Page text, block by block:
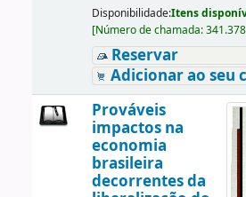
Disponibilidade:Itens
[Número de chamada:
Reservar
Adicionar ao seu
Prováveis
impactos na
economia
brasileira
decorrentes da